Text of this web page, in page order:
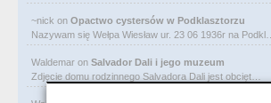
~nick on Opactwo cystersów w Podklasztorzu
Nazywam się Wełpa Wiesław ur. 23 06 1936r na Podkl…
Waldemar on Salvador Dali i jego muzeum
Zdjęcie domu rodzinnego Salvadora Dali jest obcięt…